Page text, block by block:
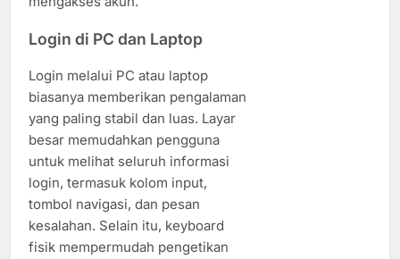
Login di PC dan Laptop
Login melalui PC atau laptop
biasanya memberikan pengalaman
yang paling stabil dan luas. Layar
besar memudahkan pengguna
untuk melihat seluruh informasi
login, termasuk kolom input,
tombol navigasi, dan pesan
kesalahan. Selain itu, keyboard
fisik mempermudah pengetikan